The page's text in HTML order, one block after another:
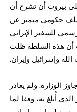
بيروت أن تشرح أن
ملف حكومي متميز عن
للسفير الإيراني
أن هذه السلطة ظلت
وإسرائيل وإيران.
الوزارة. ولم يغادر
أُبلغ به، وفقا لما